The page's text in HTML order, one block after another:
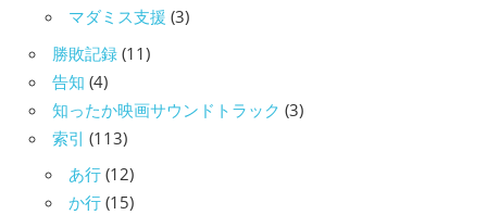
マダミス支援 (3)
勝敗記録 (11)
告知 (4)
知ったか映画サウンドトラック (3)
索引 (113)
あ行 (12)
か行 (15)